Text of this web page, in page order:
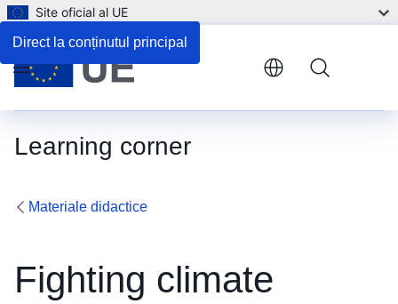
Direct la conținutul principal
Site oficial al UE
Learning corner
Menu
Materiale didactice
Fighting climate